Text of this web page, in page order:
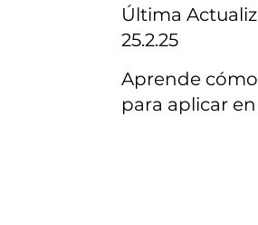
Última
25.2.25
Aprende
para aplicar